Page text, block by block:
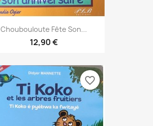
Choubouloute Fête Son...
12,90 €
favorite_border